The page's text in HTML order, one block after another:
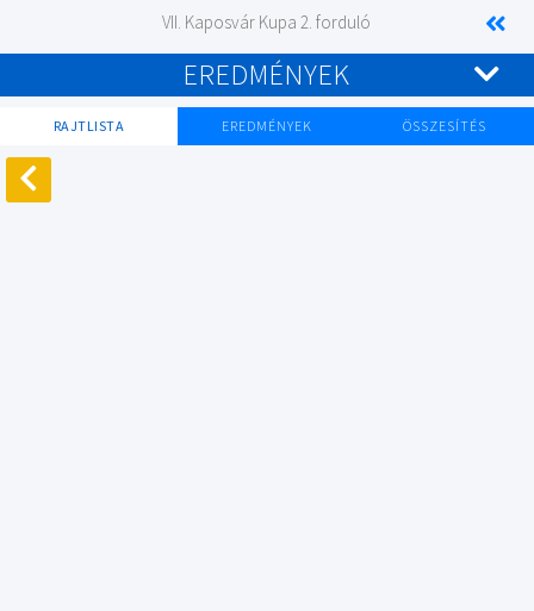
VII. Kaposvár Kupa 2. forduló
EREDMÉNYEK
RAJTLISTA EREDMÉNYEK ÖSSZESÍTÉS